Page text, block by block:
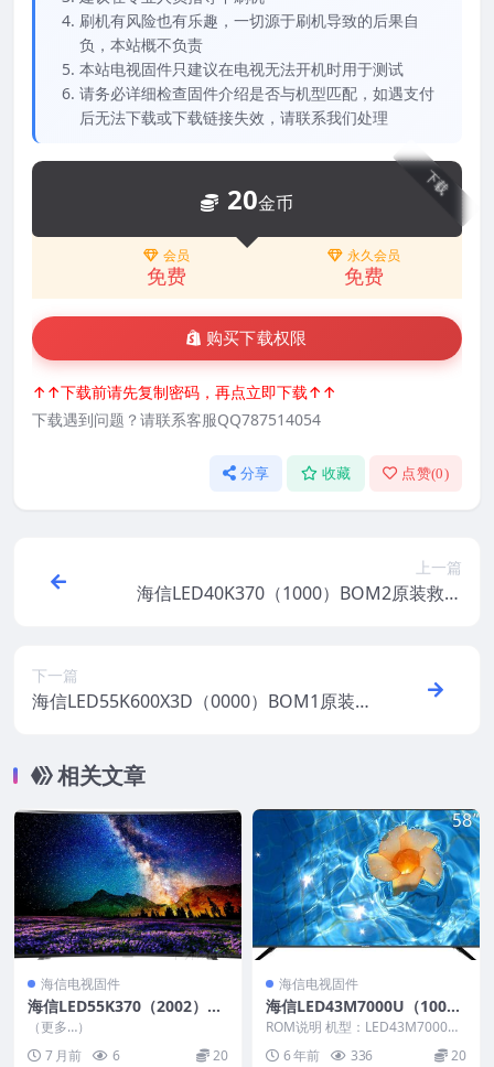
刷机有风险也有乐趣，一切源于刷机导致的后果自
负，本站概不负责
本站电视固件只建议在电视无法开机时用于测试
请务必详细检查固件介绍是否与机型匹配，如遇支付
后无法下载或下载链接失效，请联系我们处理
下载
20金币
会员
免费
永久会员
免费
购买下载权限
↑↑下载前请先复制密码，再点立即下载↑↑
下载遇到问题？请联系客服QQ787514054
分享 收藏 点赞(0)
上一篇
海信LED40K370（1000）BOM2原装救砖
下一篇
海信LED55K600X3D（0000）BOM1原装救
相关文章
海信电视固件
海信LED55K370（2002）B
OM6_C004_20150410_U盘
刷机固件
（更多…）
7 月前
6 20
海信电视固件
海信LED43M7000U（100
0）BOM2官方原厂USB刷机
电视固件包
ROM说明 机型：LED43M7000U
固件版本：1000） BOM：2 海...
6 年前 336 20